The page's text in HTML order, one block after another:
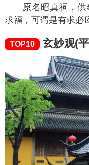
原名昭真祠，
求福，可谓是有求必
TOP10 玄妙观(